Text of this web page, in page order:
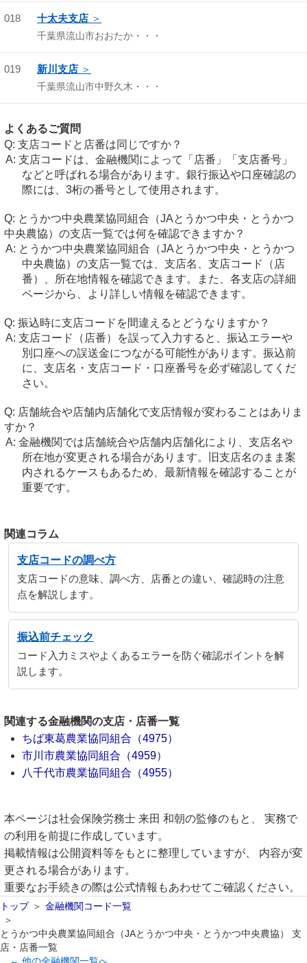
018 十太夫支店
千葉県流山市おおたか・・・
019 新川支店
千葉県流山市中野久木・・・
よくあるご質問
支店コードと店番は同じですか？
支店コードは、金融機関によって「店番」「支店番号」
などと呼ばれる場合があります。銀行振込や口座確認の
際には、3桁の番号として使用されます。
とうかつ中央農業協同組合（JAとうかつ中央・とうかつ
中央農協）の支店一覧では何を確認できますか？
とうかつ中央農業協同組合（JAとうかつ中央・とうかつ
中央農協）の支店一覧では、支店名、支店コード（店
番）、所在地情報を確認できます。また、各支店の詳細
ページから、より詳しい情報を確認できます。
振込時に支店コードを間違えるとどうなりますか？
支店コード（店番）を誤って入力すると、振込エラーや
別口座への誤送金につながる可能性があります。振込前
に、支店名・支店コード・口座番号を必ず確認してくだ
さい。
店舗統合や店舗内店舗化で支店情報が変わることはありま
すか？
金融機関では店舗統合や店舗内店舗化により、支店名や
所在地が変更される場合があります。旧支店名のまま案
内されるケースもあるため、最新情報を確認することが
重要です。
関連コラム
支店コードの調べ方
支店コードの意味、調べ方、店番との違い、確認時の注意
点を解説します。
振込前チェック
コード入力ミスやよくあるエラーを防ぐ確認ポイントを解
説します。
関連する金融機関の支店・店番一覧
ちば東葛農業協同組合（4975）
市川市農業協同組合（4959）
八千代市農業協同組合（4955）
本ページは社会保険労務士 来田 和朝の監修のもと、 実務で
の利用を前提に作成しています。
掲載情報は公開資料等をもとに整理していますが、 内容が変
更される場合があります。
重要なお手続きの際は公式情報もあわせてご確認ください。
トップ 金融機関コード一覧
とうかつ中央農業協同組合（JAとうかつ中央・とうかつ中央農協） 支
店・店番一覧